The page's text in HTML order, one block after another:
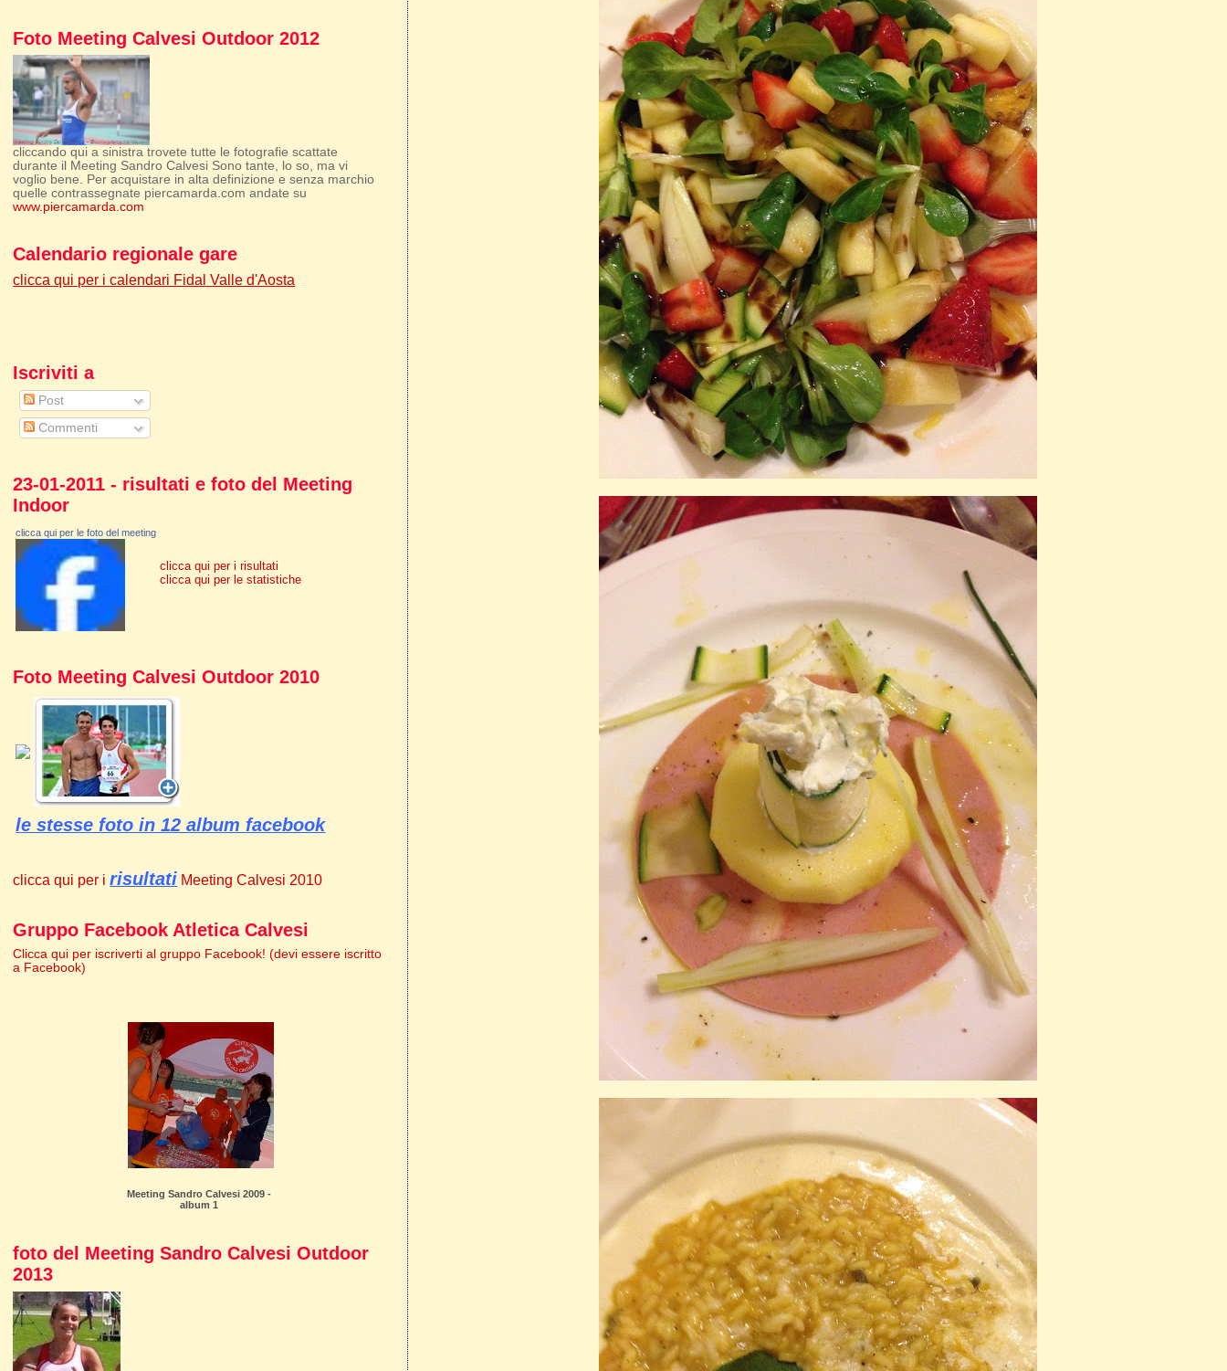
Foto Meeting Calvesi Outdoor 2012
cliccando qui a sinistra trovete tutte le fotografie scattate
durante il Meeting Sandro Calvesi Sono tante, lo so, ma vi
voglio bene. Per acquistare in alta definizione e senza marchio
quelle contrassegnate piercamarda.com andate su
www.piercamarda.com
Calendario regionale gare
clicca qui per i calendari Fidal Valle d'Aosta
Iscriviti a
Post
Commenti
23-01-2011 - risultati e foto del Meeting
Indoor
clicca qui per le foto del meeting
clicca qui per i risultati
clicca qui per le statistiche
Foto Meeting Calvesi Outdoor 2010
le stesse foto in 12 album facebook
clicca qui per irisultati Meeting Calvesi 2010
Gruppo Facebook Atletica Calvesi
Clicca qui per iscriverti al gruppo Facebook! (devi essere iscritto
a Facebook)
Meeting Sandro Calvesi 2009 -
album 1
foto del Meeting Sandro Calvesi Outdoor
2013